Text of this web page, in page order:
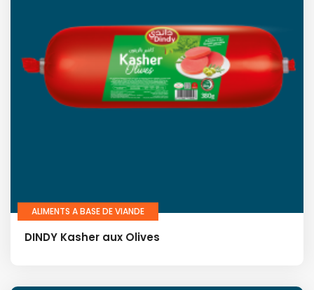
ALIMENTS A BASE DE VIANDE
DINDY Kasher aux Olives